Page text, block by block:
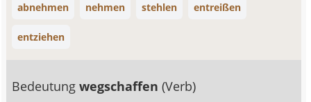
abnehmen nehmen stehlen entreißen
entziehen
Bedeutungwegschaffen(Verb)